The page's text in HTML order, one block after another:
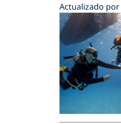
Actualizado por